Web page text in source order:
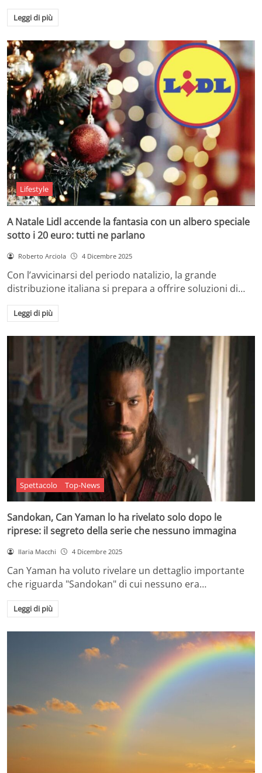
Leggi di più
Lifestyle
A Natale Lidl accende la fantasia con un albero speciale
sotto i 20 euro: tutti ne parlano
Roberto Arciola 4 Dicembre 2025
Con l’avvicinarsi del periodo natalizio, la grande
distribuzione italiana si prepara a offrire soluzioni di…
Leggi di più
Spettacolo Top-News
Sandokan, Can Yaman lo ha rivelato solo dopo le
riprese: il segreto della serie che nessuno immagina
Ilaria Macchi 4 Dicembre 2025
Can Yaman ha voluto rivelare un dettaglio importante
che riguarda "Sandokan" di cui nessuno era…
Leggi di più